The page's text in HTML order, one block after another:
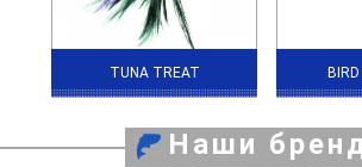
TUNA TREAT BIRD
Наши